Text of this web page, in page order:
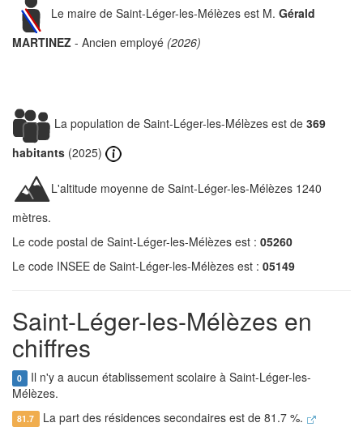
Le maire de Saint-Léger-les-Mélèzes est M. Gérald
MARTINEZ - Ancien employé (2026)
La population de Saint-Léger-les-Mélèzes est de 369
habitants (2025)
L'altitude moyenne de Saint-Léger-les-Mélèzes 1240
mètres.
Le code postal de Saint-Léger-les-Mélèzes est : 05260
Le code INSEE de Saint-Léger-les-Mélèzes est : 05149
Saint-Léger-les-Mélèzes en
chiffres
0 Il n'y a aucun établissement scolaire à Saint-Léger-les-
Mélèzes.
81.7 La part des résidences secondaires est de 81.7 %.